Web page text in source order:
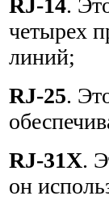
RJ-14.
четырех
линий;
RJ-25.
RJ-31X.
он